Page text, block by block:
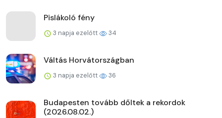
Pislákoló fény
3 napja ezelőtt 34
Váltás Horvátországban
3 napja ezelőtt 36
Budapesten tovább dőltek a rekordok
(2026.08.02.)